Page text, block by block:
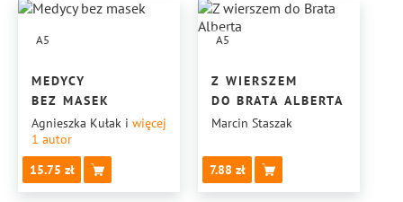
A5
MEDYCY
BEZ MASEK
Agnieszka Kułak i więcej
1 autor
15.75
A5
Z WIERSZEM
DO BRATA ALBERTA
Marcin Staszak
7.88